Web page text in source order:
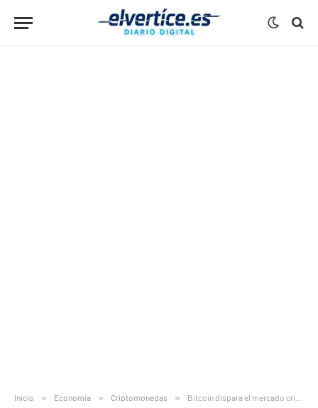
Inicio » Economía » Criptomonedas » Bitcoin dispara el mercado cripto: 8 claves esenciales hoy